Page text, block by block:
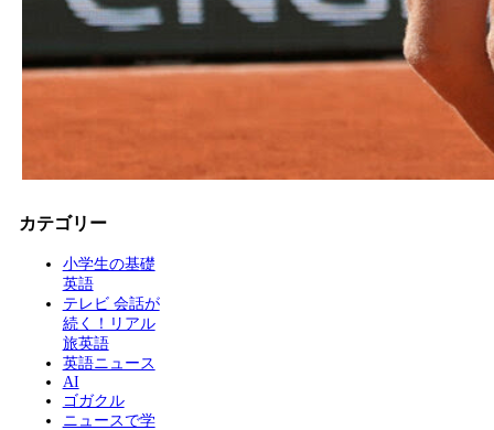
カテゴリー
小学生の基礎
英語
テレビ 会話が
続く！リアル
旅英語
英語ニュース
AI
ゴガクル
ニュースで学